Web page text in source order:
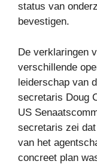
status van
bevestigen.
De verklaringen
verschillende
leiderschap van
secretaris Doug
US
secretaris zei
van het
concreet plan